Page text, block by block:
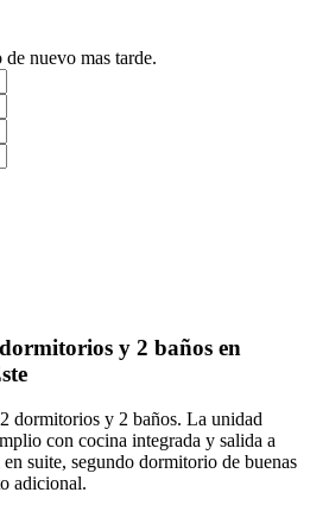
nuevo mas tarde.
y 2 baños en
dormitorios y 2 baños. La unidad
con cocina integrada y salida a
suite, segundo dormitorio de buenas
adicional.